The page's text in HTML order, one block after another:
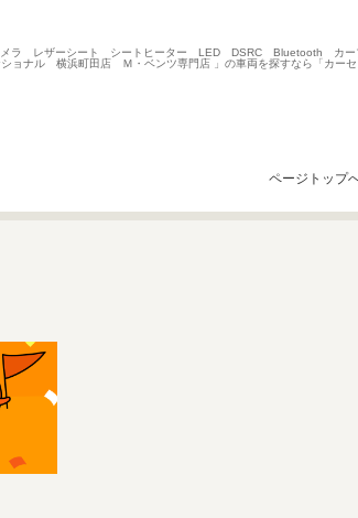
メラ レザーシート シートヒーター LED DSRC Bluetooth カー
ナル 横浜町田店 Ｍ・ベンツ専門店 」の車両を探すなら「カーセ
ページトップ